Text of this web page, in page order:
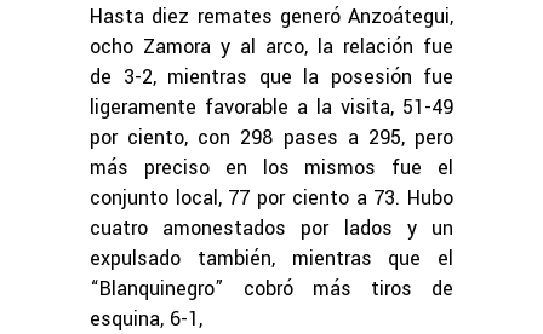
Hasta diez remates generó Anzoátegui,
ocho Zamora y al arco, la relación fue
de 3-2, mientras que la posesión fue
ligeramente favorable a la visita, 51-49
por ciento, con 298 pases a 295, pero
más preciso en los mismos fue el
conjunto local, 77 por ciento a 73. Hubo
cuatro amonestados por lados y un
expulsado también, mientras que el
“Blanquinegro” cobró más tiros de
esquina, 6-1,